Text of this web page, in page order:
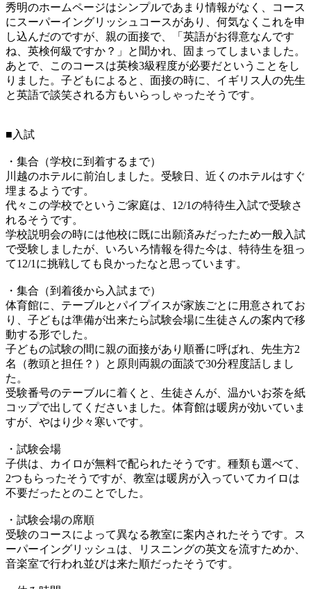
秀明のホームページはシンプルであまり情報がなく、コース
にスーパーイングリッシュコースがあり、何気なくこれを申
し込んだのですが、親の面接で、「英語がお得意なんです
ね、英検何級ですか？」と聞かれ、固まってしまいました。
あとで、このコースは英検3級程度が必要だということをし
りました。子どもによると、面接の時に、イギリス人の先生
と英語で談笑される方もいらっしゃったそうです。
■入試
・集合（学校に到着するまで）
川越のホテルに前泊しました。受験日、近くのホテルはすぐ
埋まるようです。
代々この学校でというご家庭は、12/1の特待生入試で受験さ
れるそうです。
学校説明会の時には他校に既に出願済みだったため一般入試
で受験しましたが、いろいろ情報を得た今は、特待生を狙っ
て12/1に挑戦しても良かったなと思っています。
・集合（到着後から入試まで）
体育館に、テーブルとパイプイスが家族ごとに用意されてお
り、子どもは準備が出来たら試験会場に生徒さんの案内で移
動する形でした。
子どもの試験の間に親の面接があり順番に呼ばれ、先生方2
名（教頭と担任？）と原則両親の面談で30分程度話しまし
た。
受験番号のテーブルに着くと、生徒さんが、温かいお茶を紙
コップで出してくださいました。体育館は暖房が効いていま
すが、やはり少々寒いです。
・試験会場
子供は、カイロが無料で配られたそうです。種類も選べて、
2つもらったそうですが、教室は暖房が入っていてカイロは
不要だったとのことでした。
・試験会場の席順
受験のコースによって異なる教室に案内されたそうです。ス
ーパーイングリッシュは、リスニングの英文を流すためか、
音楽室で行われ並びは来た順だったそうです。